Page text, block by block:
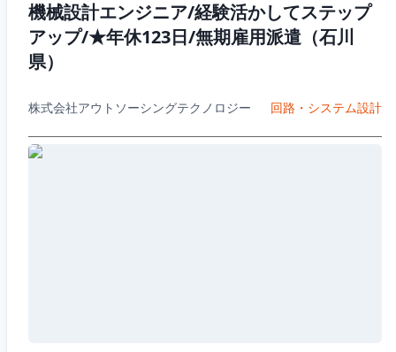
機械設計エンジニア/経験活かしてステップ
アップ/★年休123日/無期雇用派遣（石川
県）
株式会社アウトソーシングテクノロジー 回路・システム設計